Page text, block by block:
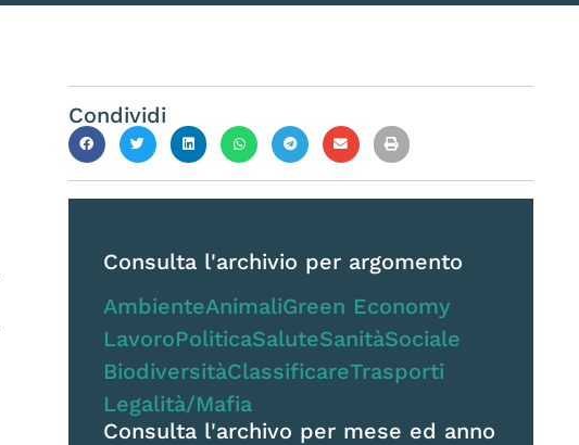
Condividi
Consulta l'archivio per argomento
AmbienteAnimaliGreen Economy
LavoroPoliticaSaluteSanitàSociale
BiodiversitàClassificareTrasporti
Legalità/Mafia
Consulta l'archivo per mese ed anno